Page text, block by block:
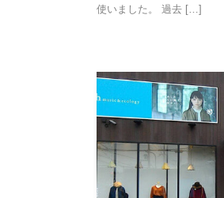
使いました。 過去 […]